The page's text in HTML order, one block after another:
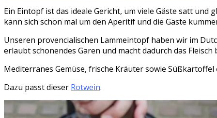
Ein Eintopf ist das ideale Gericht, um viele Gäste satt
kann sich schon mal um den Aperitif und die Gäste
Unseren provencialischen Lammeintopf haben wir im
erlaubt schonendes Garen und macht dadurch das
Mediterranes Gemüse, frische Kräuter sowie
Dazu passt dieser Rotwein.